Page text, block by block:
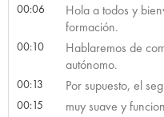
00:06
Hola a todos y
formación.
00:10
Hablaremos de
autónomo.
00:13 Por supuesto, el
00:15 muy suave y